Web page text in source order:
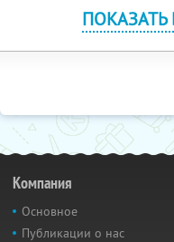
Компания
Основное
Публикации о нас